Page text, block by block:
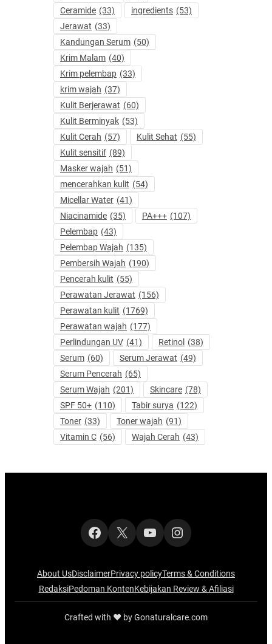
Ceramide (33) ingredients (53)
Jerawat (33)
Kandungan Serum (50)
Krim Malam (40)
Krim pelembap (33)
krim wajah (37)
Kulit Berjerawat (60)
Kulit Berminyak (53)
Kulit Cerah (57) Kulit Sehat (55)
Kulit sensitif (89)
Masker wajah (51)
mencerahkan kulit (54)
Micellar Water (41)
Niacinamide (35) PA+++ (107)
Pelembap (43)
Pelembap Wajah (135)
Pembersih Wajah (190)
Pencerah kulit (55)
Perawatan Jerawat (156)
Perawatan kulit (1769)
Perawatan wajah (177)
Perlindungan UV (41) Retinol (38)
Serum (60) Serum Jerawat (49)
Serum Pencerah (65)
Serum Wajah (201) Skincare (78)
SPF 50+ (110) Tabir surya (122)
Toner (33) Toner wajah (91)
Vitamin C (56) Wajah Cerah (43)
Facebook
X YouTubeInstagram
About UsDisclaimerPrivacy policyTerms & Conditions
RedaksiPedoman KontenKebijakan Review & Afiliasi
Crafted with ‪‪❤︎‬ by Gonaturalcare.com